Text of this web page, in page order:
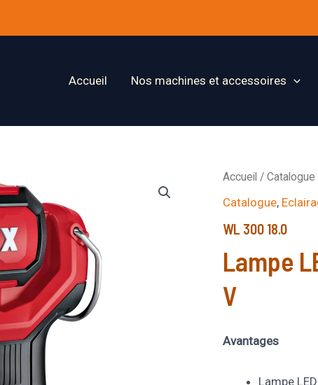
Accueil Nos machines et accessoires
Accueil / Catalogue
Catalogue,
WL 300 18.0
Lampe
V
Avantages
Lampe